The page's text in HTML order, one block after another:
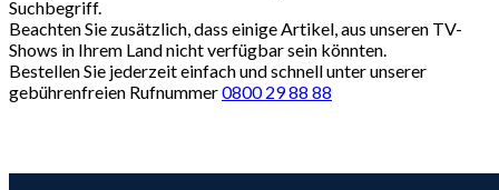
Suchbegriff.
Beachten Sie zusätzlich, dass einige Artikel, aus unseren TV-
Shows in Ihrem Land nicht verfügbar sein könnten.
Bestellen Sie jederzeit einfach und schnell unter unserer
gebührenfreien Rufnummer0800 29 88 88